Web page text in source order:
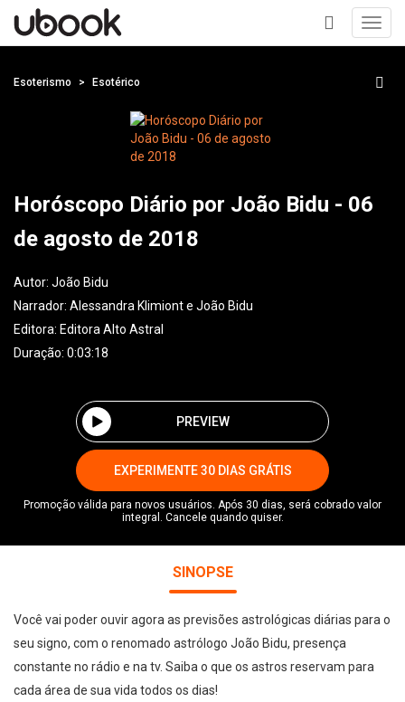
+
Esoterismo Esotérico
Horóscopo Diário por João Bidu - 06
de agosto de 2018
Autor: João Bidu
Narrador: Alessandra Klimiont e João Bidu
Editora: Editora Alto Astral
Duração: 0:03:18
PREVIEW
EXPERIMENTE 30 DIAS GRÁTIS
Promoção válida para novos usuários. Após 30 dias, será cobrado valor
integral. Cancele quando quiser.
SINOPSE
Você vai poder ouvir agora as previsões astrológicas diárias para o
seu signo, com o renomado astrólogo João Bidu, presença
constante no rádio e na tv. Saiba o que os astros reservam para
cada área de sua vida todos os dias!